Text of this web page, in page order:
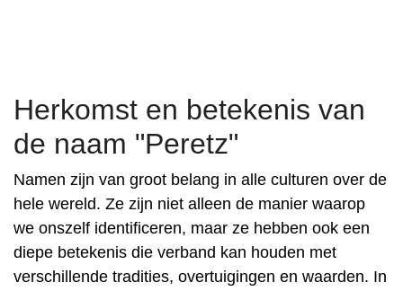
Herkomst en betekenis van
de naam "Peretz"
Namen zijn van groot belang in alle culturen over de
hele wereld. Ze zijn niet alleen de manier waarop
we onszelf identificeren, maar ze hebben ook een
diepe betekenis die verband kan houden met
verschillende tradities, overtuigingen en waarden. In